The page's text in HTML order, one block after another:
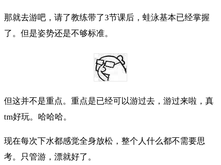
那就去游吧，请了教练带了3节课后，蛙泳基本已经掌握
了。但是姿势还是不够标准。
但这并不是重点。重点是已经可以游过去，游过来啦，真
tm好玩。哈哈哈。
现在每次下水都感觉全身放松，整个人什么都不需要思
考。只管游，漂就好了。